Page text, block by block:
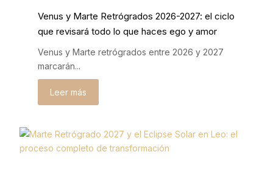
Venus y Marte Retrógrados 2026-2027: el ciclo
que revisará todo lo que haces ego y amor
Venus y Marte retrógrados entre 2026 y 2027
marcarán...
Leer más